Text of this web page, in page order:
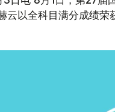
云以全科目满分成绩